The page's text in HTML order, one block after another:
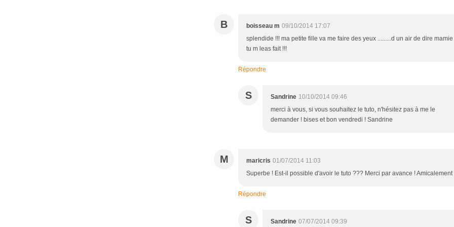
B boisseau m 09/10/2014 17:07
splendide !!! ma petite fille va me faire des yeux .........d un air de dire mamie
tu m leas fait !!!
Répondre
S Sandrine 10/10/2014 09:46
merci à vous, si vous souhaitez le tuto, n'hésitez pas à me le
demander ! bises et bon vendredi ! Sandrine
M maricris 01/07/2014 11:03
Superbe ! Est-il possible d'avoir le tuto ??? Merci par avance ! Amicalement
Répondre
S Sandrine 07/07/2014 09:39